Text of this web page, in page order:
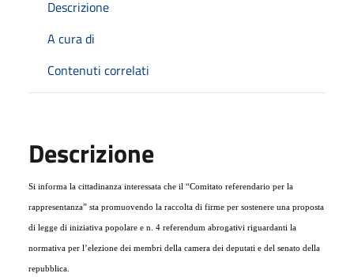
Descrizione
A cura di
Contenuti correlati
Descrizione
Si informa la cittadinanza interessata che il “Comitato referendario per la
rappresentanza” sta promuovendo la raccolta di firme per sostenere una proposta
di legge di iniziativa popolare e n. 4 referendum abrogativi riguardanti la
normativa per l’elezione dei membri della camera dei deputati e del senato della
repubblica.